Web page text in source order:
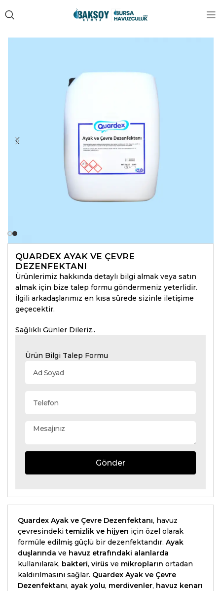
QUARDEX AYAK VE ÇEVRE
DEZENFEKTANI
Ürünlerimiz hakkında detaylı bilgi almak veya satın
almak için bize talep formu göndermeniz yeterlidir.
İlgili arkadaşlarımız en kısa sürede sizinle iletişime
geçecektir.
Sağlıklı Günler Dileriz..
Ürün Bilgi Talep Formu
Gönder
Quardex Ayak ve Çevre Dezenfektanı, havuz
çevresindekitemizlik ve hijyen için özel olarak
formüle edilmiş güçlü bir dezenfektandır. Ayak
duşlarında ve havuz etrafındaki alanlarda
kullanılarak, bakteri, virüs ve mikropların ortadan
kaldırılmasını sağlar. Quardex Ayak ve Çevre
Dezenfektanı, ayak yolu, merdivenler, havuz kenarı